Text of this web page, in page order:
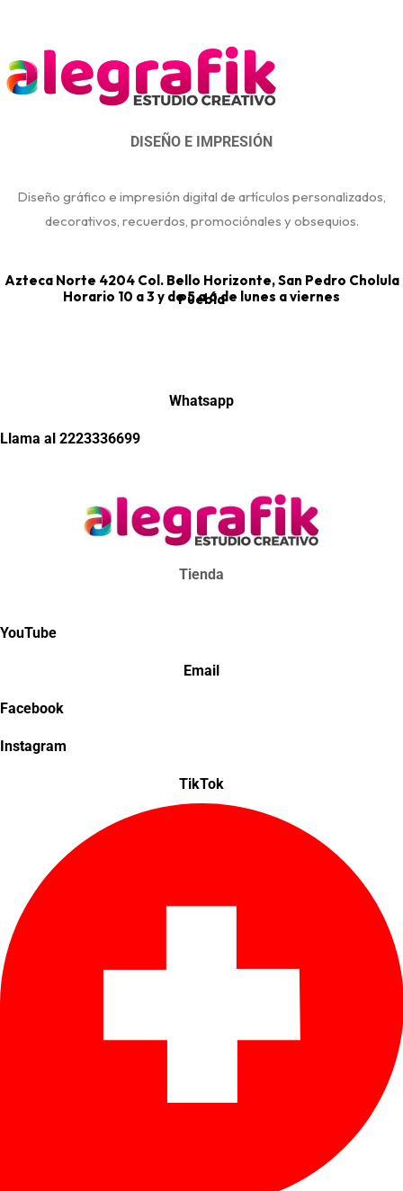
DISEÑO E IMPRESIÓN
Diseño gráfico e impresión digital de artículos personalizados,
decorativos, recuerdos, promociónales y obsequios.
Azteca Norte 4204 Col. Bello Horizonte, San Pedro Cholula
Puebla
Horario 10 a 3 y de 5 a 6 de lunes a viernes
Whatsapp
Llama al 2223336699
Tienda
YouTube
Email
Facebook
Instagram
TikTok